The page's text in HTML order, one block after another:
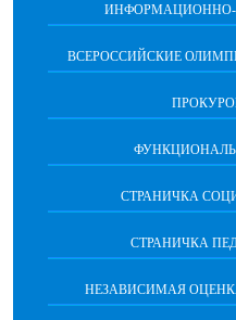
ИНФОРМАЦИОННО-
ВСЕРОССИЙСКИЕ
СТРАНИЧКА
СТРАНИЧКА
НЕЗАВИСИМАЯ